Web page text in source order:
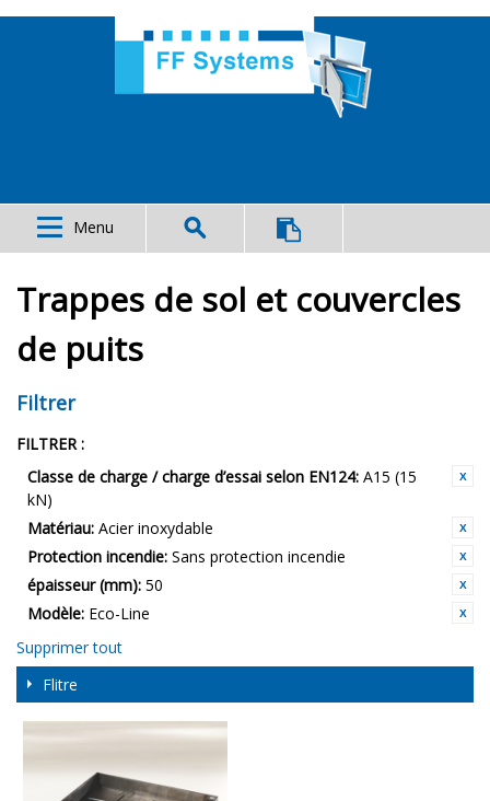
Menu
Trappes de sol et couvercles
de puits
Filtrer
FILTRER :
Classe de charge / charge d’essai selon EN124: A15 (15
kN)
Matériau: Acier inoxydable
Protection incendie: Sans protection incendie
épaisseur (mm): 50
Modèle: Eco-Line
Supprimer tout
Flitre